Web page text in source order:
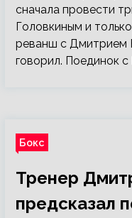
сначала провести
Головкиным и
реванш с Дмитрием
говорил. Поединок
Бокс
Тренер
предсказал